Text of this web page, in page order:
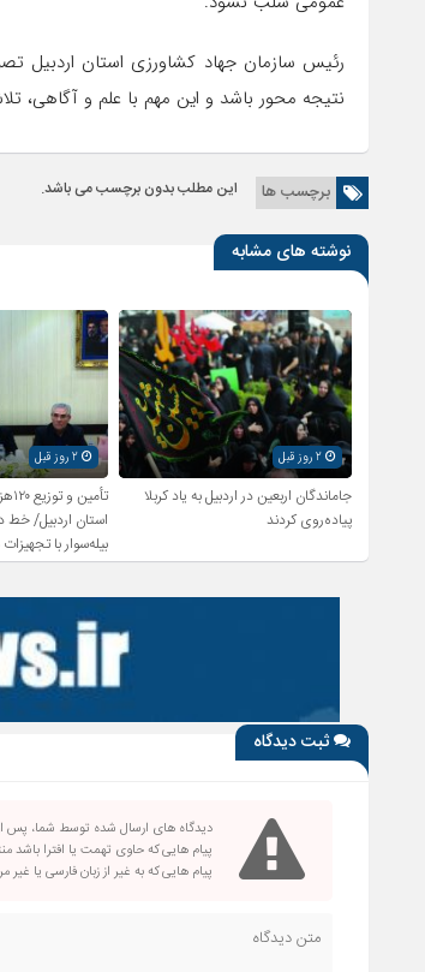
رئیس سازمان جهاد کشاورزی استان اردبیل
نتیجه محور باشد و این مهم با علم و
برچسب ها این مطلب بدون برچسب می باشد.
نوشته های مشابه
2 روز قبل
جاماندگان اربعین در اردبیل به یاد کربلا
پیاده‌روی کردند
2 روز قبل
استان اردبیل/
بیله‌سوار با
شد
ثبت دیدگاه
دیدگاه های ارسال شده توسط شما، پس
پیام هایی که حاوی تهمت یا افترا باشد
پیام هایی که به غیر از زبان فارسی یا